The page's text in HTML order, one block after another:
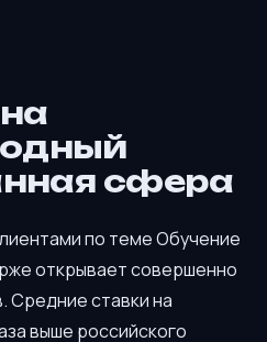
сфера
по теме Обучение
открывает совершенно
Средние ставки на
выше российского